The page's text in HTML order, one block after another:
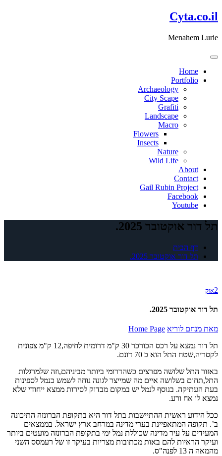
דלג
לתוכן
Cyta.co.il
Menahem Lurie
Home
Portfolio
Archaeology
City Scape
Grafiti
Landscape
Macro
Flowers
Insects
Nature
Wild Life
About
Contact
Gail Rubin Project
Facebook
Youtube
תל דור אוקטובר 2025.
דף הבית
תל דור אוקטובר 2025.
2אוק
תל דור אוקטובר 2025.
מאת מנחם לוריא Home Page
תל דור נמצא על רכס הכורכר 30 ק"מ דרומית לחיפה,12 ק"מ צפונית
לקסריה,שטח התל הוא כ 70 דונם.
באזור התל שלושה מפרצים כשהדרומי ביותר מביניהם,וזה שלמרגלות
התל,תחום בשלושה איים מה שמייצר לגונה נוחה לשמש כנמל לספינות
בעת העתיקה. בנוסף לנמל יש במקום מבדוק לסירות ממצא ייחודי שלא
נמצא לו אח ורע.
ככל הידוע ראשית ההתיישבות בתל דור היא בתקופת הברונזה התיכונה
ב’. תקופה המתאפיינת בערי מדינה במרחב ארץ ישראל. בממצאים
המעידים על עיר מדינה שכוללת נמל ימי בתקופת הברונזה מועטים ביותר
ועיקר הראיות להם באות מכתובות מצריות בעיקר זו של רעמסס השני
מהמאה ה 13 לפנה"ס.